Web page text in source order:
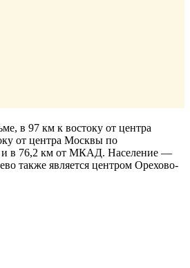
в 97 км к востоку от центра
от центра Москвы по
и в 76,2 км от МКАД. Население —
также является центром Орехово-